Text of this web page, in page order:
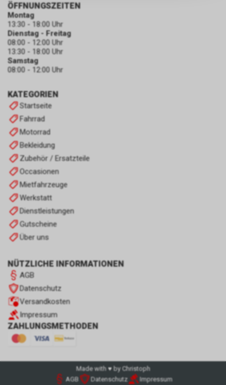
KATEGORIEN
Startseite
Fahrrad
Motorrad
Bekleidung
Zubehör / Ersatzteile
Occasionen
Mietfahrzeuge
Werkstatt
Dienstleistungen
Gutscheine
Über uns
NÜTZLICHE INFORMATIONEN
AGB
Datenschutz
Versandkosten
Impressum
ZAHLUNGSMETHODEN
ÖFFNUNGSZEITEN
Montag
13:30 - 18:00 Uhr
Dienstag - Freitag
08:00 - 12:00 Uhr
13:30 - 18:00 Uhr
Samstag
08:00 - 12:00 Uhr
Made with ♥ by Christoph
AGB
Datenschutz Impressum